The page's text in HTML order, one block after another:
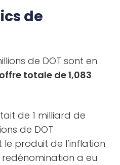
de
de DOT sont en
offre totale de 1,083
de 1 milliard de
de DOT
produit de l’inflation
redénomination a eu